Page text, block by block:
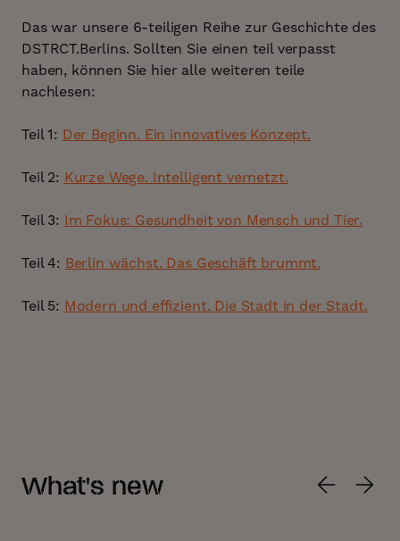
Das war unsere 6-teiligen Reihe zur Geschichte des
DSTRCT.Berlins. Sollten Sie einen teil verpasst
haben, können Sie hier alle weiteren teile
nachlesen:
Teil 1: Der Beginn. Ein innovatives Konzept.
Teil 2: Kurze Wege. Intelligent vernetzt.
Teil 3: Im Fokus: Gesundheit von Mensch und Tier.
Teil 4: Berlin wächst. Das Geschäft brummt.
Teil 5: Modern und effizient. Die Stadt in der Stadt.
What's new